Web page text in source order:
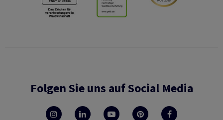
Folgen Sie uns auf Social Media